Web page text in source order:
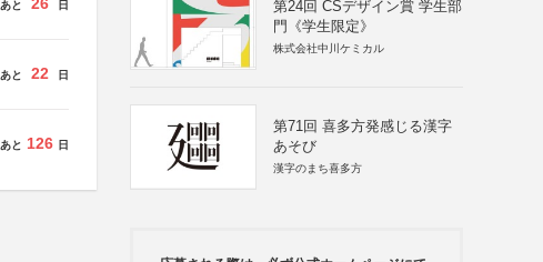
あと 日
あと 22 日
あと 126 日
第24回 CSデザイン賞 学生部
門《学生限定》
株式会社中川ケミカル
第71回 喜多方発感じる漢字
あそび
漢字のまち喜多方